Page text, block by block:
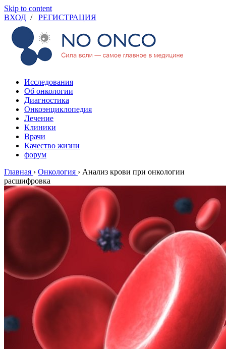
Skip to content
ВХОД / РЕГИСТРАЦИЯ
Исследования
Об онкологии
Диагностика
Онкоэнциклопедия
Лечение
Клиники
Врачи
Качество жизни
форум
Главная › Онкология › Анализ крови при онкологии
расшифровка